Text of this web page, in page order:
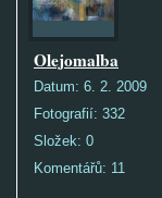
Olejomalba
Datum: 6. 2. 2009
Fotografií: 332
Složek: 0
Komentářů: 11